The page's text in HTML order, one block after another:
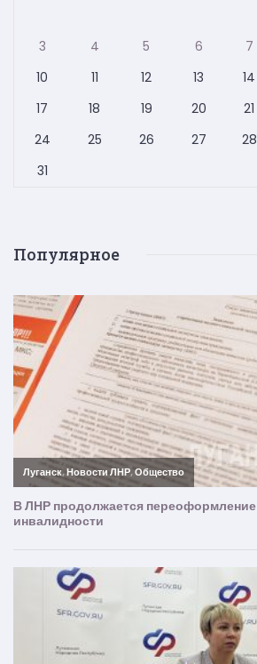
3
4 5 6 7
10
11 12 13 14
17
18 19 20 21
24
25 26 27 28
31
Популярное